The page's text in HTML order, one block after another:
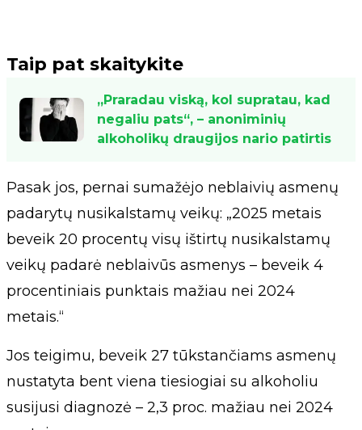
Taip pat skaitykite
„Praradau viską, kol supratau, kad
negaliu pats“, – anoniminių
alkoholikų draugijos nario patirtis
Pasak jos, pernai sumažėjo neblaivių asmenų
padarytų nusikalstamų veikų: „2025 metais
beveik 20 procentų visų ištirtų nusikalstamų
veikų padarė neblaivūs asmenys – beveik 4
procentiniais punktais mažiau nei 2024
metais.“
Jos teigimu, beveik 27 tūkstančiams asmenų
nustatyta bent viena tiesiogiai su alkoholiu
susijusi diagnozė – 2,3 proc. mažiau nei 2024